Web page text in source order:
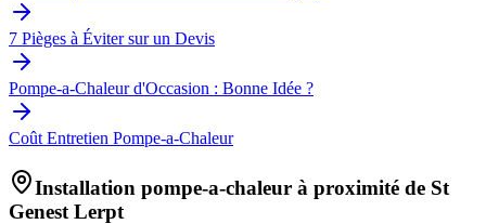
7 Pièges à Éviter sur un Devis
Pompe-a-Chaleur d'Occasion : Bonne Idée ?
Coût Entretien Pompe-a-Chaleur
Installation pompe-a-chaleur à proximité de St
Genest Lerpt